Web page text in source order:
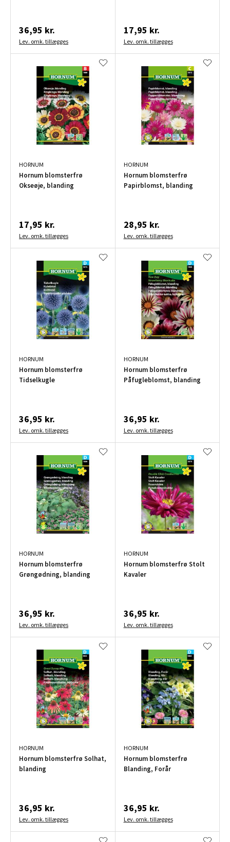
36,95 kr.
Lev. omk. tillægges
17,95 kr.
Lev. omk. tillægges
HORNUM
Hornum blomsterfrø
Okseøje, blanding
17,95 kr.
Lev. omk. tillægges
HORNUM
Hornum blomsterfrø
Papirblomst, blanding
28,95 kr.
Lev. omk. tillægges
HORNUM
Hornum blomsterfrø
Tidselkugle
36,95 kr.
Lev. omk. tillægges
HORNUM
Hornum blomsterfrø
Påfugleblomst, blanding
36,95 kr.
Lev. omk. tillægges
HORNUM
Hornum blomsterfrø
Grøngødning, blanding
36,95 kr.
Lev. omk. tillægges
HORNUM
Hornum blomsterfrø Stolt
Kavaler
36,95 kr.
Lev. omk. tillægges
HORNUM
Hornum blomsterfrø Solhat,
blanding
36,95 kr.
Lev. omk. tillægges
HORNUM
Hornum blomsterfrø
Blanding, Forår
36,95 kr.
Lev. omk. tillægges